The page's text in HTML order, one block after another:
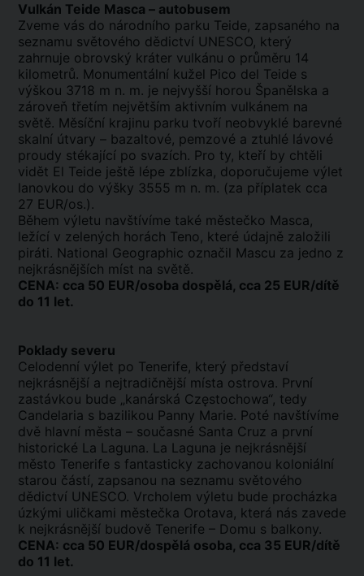
Vulkán Teide Masca – autobusem
Zveme vás do národního parku Teide, zapsaného na
seznamu světového dědictví UNESCO, který
zahrnuje obrovský kráter vulkánu o průměru 14
kilometrů. Monumentální kužel Pico del Teide s
výškou 3718 m n. m. je nejvyšší horou Španělska a
zároveň třetím největším aktivním vulkánem na
světě. Měsíční krajinu parku tvoří neobvyklé barevné
skalní útvary – bazaltové, pemzové a ztuhlé lávové
proudy stékající po svazích. Pro ty, kteří by chtěli
vidět El Teide ještě lépe zblízka, doporučujeme výlet
lanovkou do výšky 3555 m n. m. (za příplatek cca
27 EUR/os.).
Během výletu navštívíme také městečko Masca,
ležící v zelených horách Teno, které údajně založili
piráti. National Geographic označil Mascu za jedno z
nejkrásnějších míst na světě.
CENA: cca 50 EUR/osoba dospělá, cca 25 EUR/dítě
do 11 let.
Poklady severu
Celodenní výlet po Tenerife, který představí
nejkrásnější a nejtradičnější místa ostrova. První
zastávkou bude „kanárská Częstochowa“, tedy
Candelaria s bazilikou Panny Marie. Poté navštívíme
dvě hlavní města – současné Santa Cruz a první
historické La Laguna. La Laguna je nejkrásnější
město Tenerife s fantasticky zachovanou koloniální
starou částí, zapsanou na seznamu světového
dědictví UNESCO. Vrcholem výletu bude procházka
úzkými uličkami městečka Orotava, která nás zavede
k nejkrásnější budově Tenerife – Domu s balkony.
CENA: cca 50 EUR/dospělá osoba, cca 35 EUR/dítě
do 11 let.